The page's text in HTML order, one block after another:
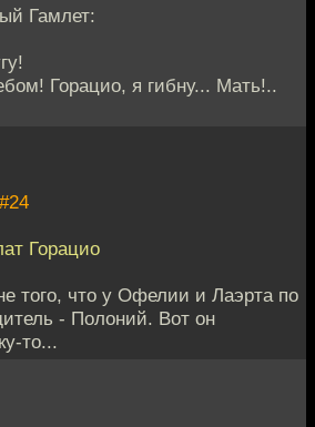
Гамлет:
Горацио, я гибну... Мать!..
#24
Горацио
того, что у Офелии и Лаэрта по
- Полоний. Вот он
то...